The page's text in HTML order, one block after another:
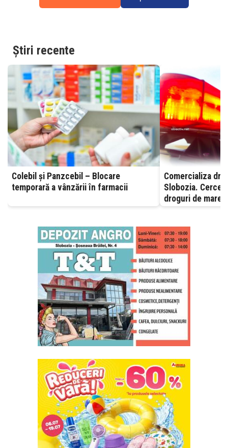
Știri recente
Colebil și Panzcebil – Blocare
temporară a vânzării în farmacii
Comercializa
Slobozia.
droguri de mare